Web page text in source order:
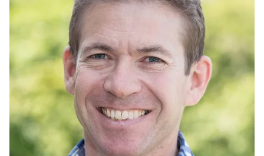
YUKIKO OCH PATRIK MÖTER
STOLPE STORIES
VIDEOGALLERI
UTMÄRKELSER
ÖVRIGA FORMAT
KONTAKT